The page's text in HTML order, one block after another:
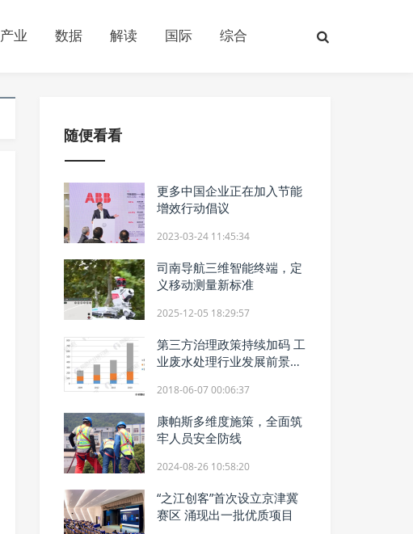
产业 数据 解读 国际 综合
随便看看
更多中国企业正在加入节能
增效行动倡议
2023-03-24 11:45:34
司南导航三维智能终端，定
义移动测量新标准
2025-12-05 18:29:57
第三方治理政策持续加码 工
业废水处理行业发展前景广
2018-06-07 00:06:37
康帕斯多维度施策，全面筑
牢人员安全防线
2024-08-26 10:58:20
“之江创客”首次设立京津冀
赛区 涌现出一批优质项目